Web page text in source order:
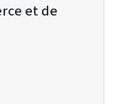
et de